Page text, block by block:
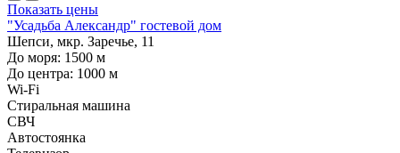
Показать цены
"Усадьба Александр" гостевой дом
Шепси, мкр. Заречье, 11
До моря: 1500 м
До центра: 1000 м
Wi-Fi
Стиральная машина
СВЧ
Автостоянка